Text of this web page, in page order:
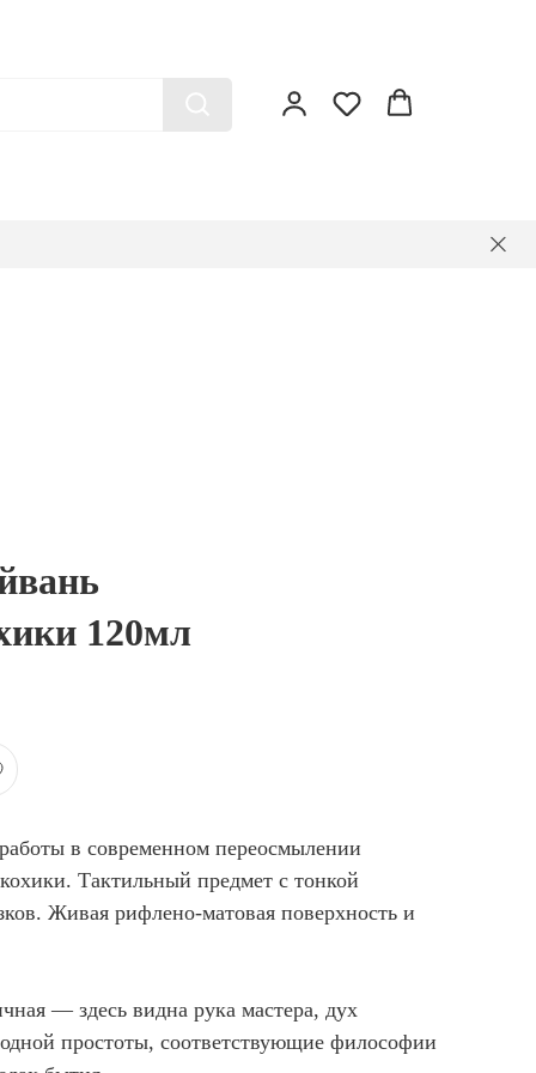
120мл
в современном переосмылении
Тактильный предмет с тонкой
Живая рифлено-матовая поверхность и
— здесь видна рука мастера, дух
простоты, соответствующие философии